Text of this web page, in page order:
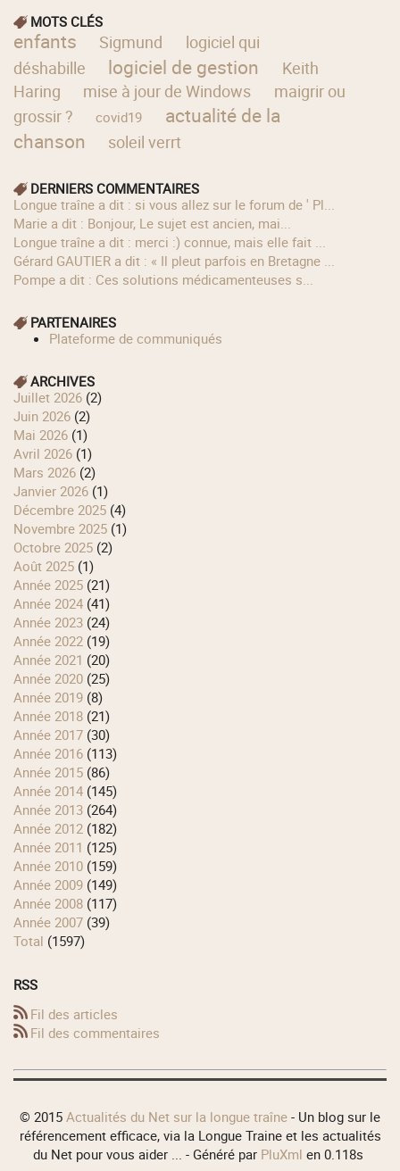
MOTS CLÉS
enfants Sigmund
logiciel qui
déshabille
logiciel de gestion
Keith
Haring
mise à jour de Windows
maigrir ou
grossir ?
covid19
actualité de la
chanson
soleil verrt
DERNIERS COMMENTAIRES
longue traîne a dit : si vous allez sur le forum de ' Pl...
Marie a dit : Bonjour, Le sujet est ancien, mai...
longue traîne a dit : merci :) connue, mais elle fait ...
Gérard GAUTIER a dit : « Il pleut parfois en Bretagne ...
Pompe a dit : Ces solutions médicamenteuses s...
PARTENAIRES
Plateforme de communiqués
ARCHIVES
juillet 2026 (2)
juin 2026 (2)
mai 2026 (1)
avril 2026 (1)
mars 2026 (2)
janvier 2026 (1)
décembre 2025 (4)
novembre 2025 (1)
octobre 2025 (2)
août 2025 (1)
année 2025 (21)
année 2024 (41)
année 2023 (24)
année 2022 (19)
année 2021 (20)
année 2020 (25)
année 2019 (8)
année 2018 (21)
année 2017 (30)
année 2016 (113)
année 2015 (86)
année 2014 (145)
année 2013 (264)
année 2012 (182)
année 2011 (125)
année 2010 (159)
année 2009 (149)
année 2008 (117)
année 2007 (39)
total (1597)
RSS
Fil des articles
Fil des commentaires
© 2015 Actualités du Net sur la longue traîne - Un blog sur le
référencement efficace, via la Longue Traine et les actualités
du Net pour vous aider ... - Généré par PluXml en 0.118s